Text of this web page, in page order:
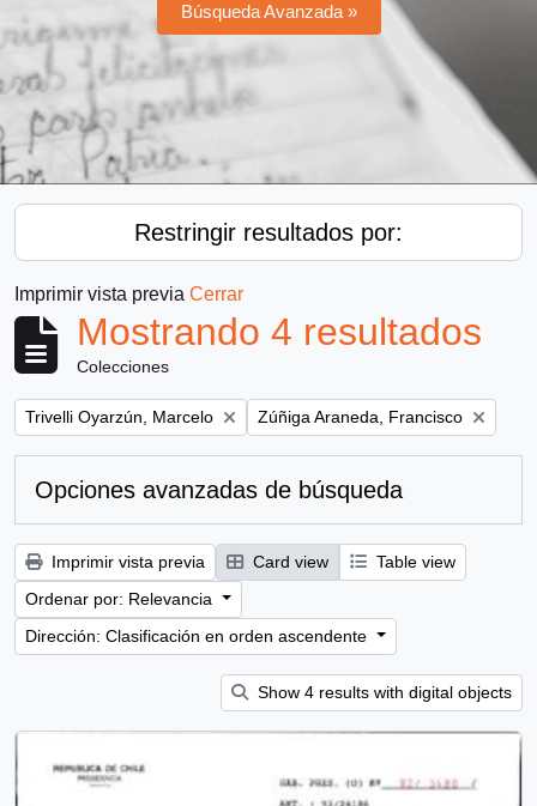
Búsqueda Avanzada »
Restringir resultados por:
Imprimir vista previa Cerrar
Mostrando 4 resultados
Colecciones
Remove filter:
Trivelli Oyarzún, Marcelo Remove filter:
Zúñiga Araneda, Francisco
Opciones avanzadas de búsqueda
Imprimir vista previa Card view
Table view
Ordenar por: Relevancia
Dirección: Clasificación en orden ascendente
Show 4 results with digital objects